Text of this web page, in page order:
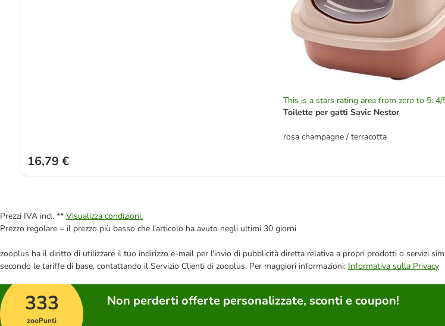
This is a stars rating area from zero to 5: 4/
Toilette per gatti Savic Nestor
rosa champagne / terracotta
16,79 €
Prezzi IVA incl. ** Visualizza condizioni.
Prezzo regolare = il prezzo più basso che l'articolo ha avuto negli ultimi 30 giorni
zooplus ha il diritto di utilizzare il tuo indirizzo e-mail per l'invio di pubblicità diretta relativa a propri prodotti o servizi
secondo le tariffe di base, contattando il Servizio Clienti di zooplus. Per maggiori informazioni: Informativa sulla Privacy
333
zooPunti
Non perderti offerte personalizzate, sconti e coupon!